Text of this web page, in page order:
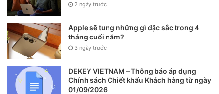
2 ngày trước
Apple sẽ tung những gì đặc sắc trong 4
tháng cuối năm?
3 ngày trước
DEKEY VIETNAM – Thông báo áp dụng
Chính sách Chiết khấu Khách hàng từ ngày
01/09/2026